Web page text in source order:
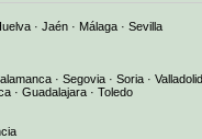
· Jaén · Málaga · Sevilla
· Segovia · Soria · Valladolid
· Guadalajara · Toledo